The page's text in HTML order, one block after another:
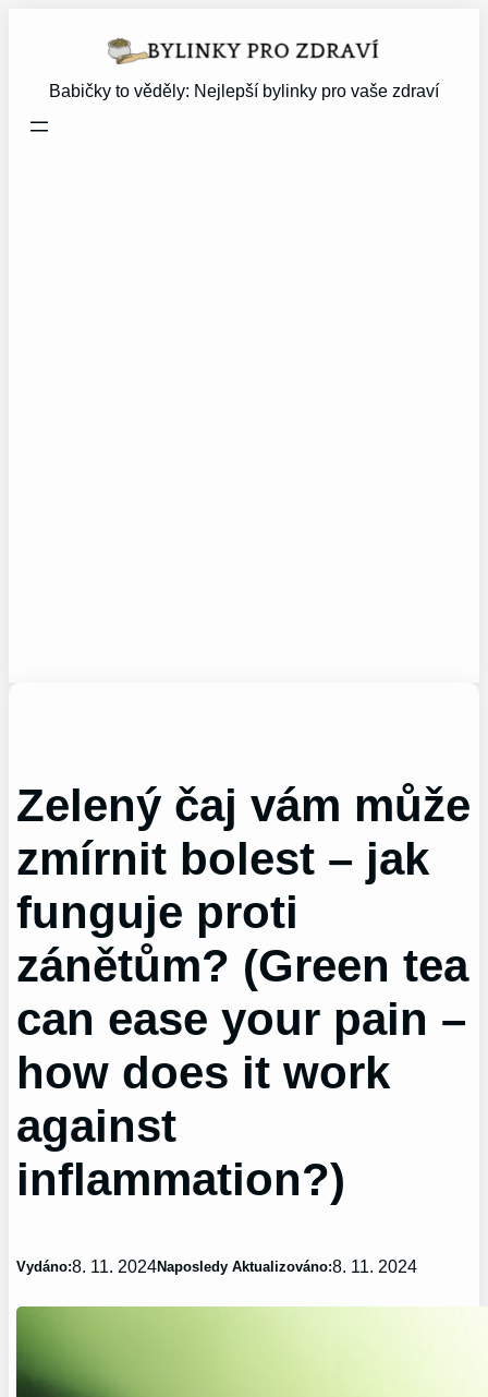
Babičky to věděly: Nejlepší bylinky pro vaše zdraví
Zelený čaj vám může
zmírnit bolest – jak
funguje proti
zánětům? (Green tea
can ease your pain –
how does it work
against
inflammation?)
Vydáno:8. 11. 2024Naposledy Aktualizováno:8. 11. 2024